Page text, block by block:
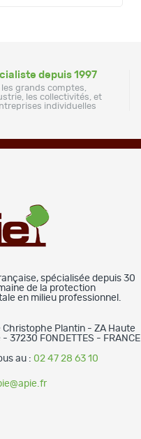
depuis 1997
les grands comptes,
les collectivités, et
individuelles
spécialisée depuis 30
de la protection
en milieu professionnel.
Christophe Plantin - ZA Haute
- 37230 FONDETTES - FRANCE
au : 02 47 28 63 10